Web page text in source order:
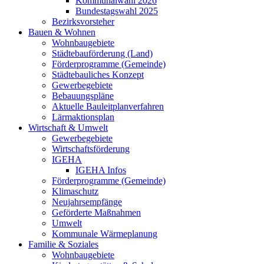
Bundestagswahl 2025
Bezirksvorsteher
Bauen & Wohnen
Wohnbaugebiete
Städtebauförderung (Land)
Förderprogramme (Gemeinde)
Städtebauliches Konzept
Gewerbegebiete
Bebauungspläne
Aktuelle Bauleitplanverfahren
Lärmaktionsplan
Wirtschaft & Umwelt
Gewerbegebiete
Wirtschaftsförderung
IGEHA
IGEHA Infos
Förderprogramme (Gemeinde)
Klimaschutz
Neujahrsempfänge
Geförderte Maßnahmen
Umwelt
Kommunale Wärmeplanung
Familie & Soziales
Wohnbaugebiete